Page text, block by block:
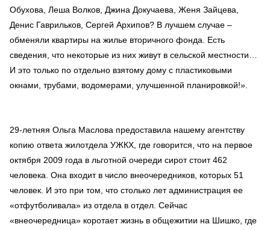
Обухова, Леша Волков, Джина Докучаева, Женя Зайцева,
Денис Гаврильков, Сергей Архипов? В лучшем случае –
обменяли квартиры на жилье вторичного фонда. Есть
сведения, что некоторые из них живут в сельской местности…
И это только по отдельно взятому дому с пластиковыми
окнами, трубами, водомерами, улучшенной планировкой!».
29-летняя Ольга Маслова предоставила нашему агентству
копию ответа жилотдела УЖКХ, где говорится, что на первое
октября 2009 года в льготной очереди сирот стоит 462
человека. Она входит в число внеочередников, которых 51
человек. И это при том, что столько лет администрация ее
«отфутболивала» из отдела в отдел. Сейчас
«внеочередница» коротает жизнь в общежитии на Шишко, где